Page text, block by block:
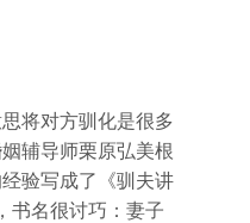
将对方驯化是很多
辅导师栗原弘美根
验写成了《驯夫讲
书名很讨巧：妻子